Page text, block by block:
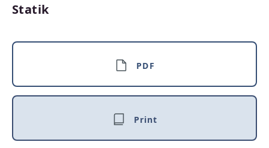
Statik
PDF
Print